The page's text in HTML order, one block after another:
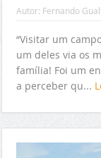
Autor: Fernando
“Visitar um
um deles via os
família! Foi um
a perceber qu...